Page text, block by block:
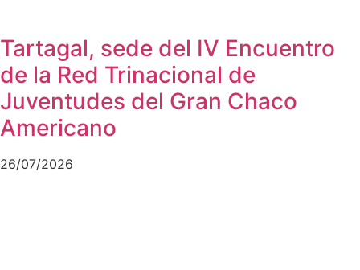
Tartagal, sede del IV Encuentro
de la Red Trinacional de
Juventudes del Gran Chaco
Americano
26/07/2026